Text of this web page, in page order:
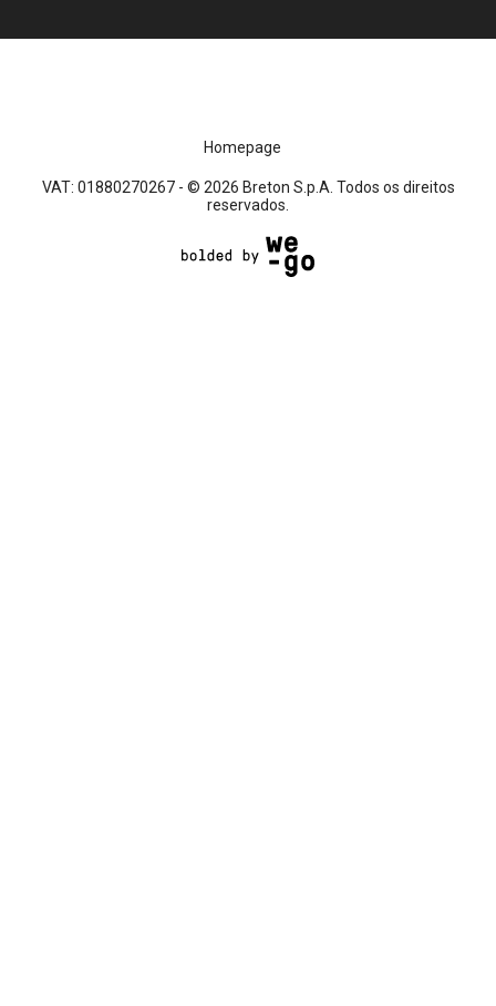
Homepage
VAT: 01880270267 - © 2026 Breton S.p.A. Todos os direitos
reservados.